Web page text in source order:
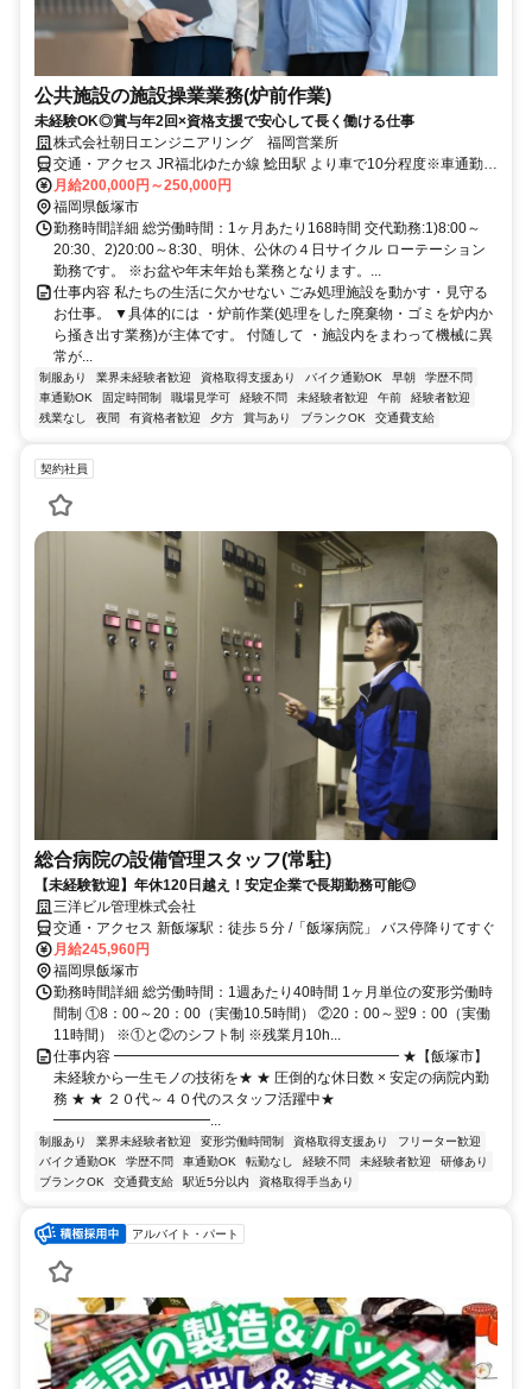
公共施設の施設操業業務(炉前作業)
未経験OK◎賞与年2回×資格支援で安心して長く働ける仕事
株式会社朝日エンジニアリング 福岡営業所
交通・アクセス JR福北ゆたか線 鯰田駅 より車で10分程度※車通勤
OK、無料駐車場有
月給200,000円～250,000円
福岡県飯塚市
勤務時間詳細 総労働時間：1ヶ月あたり168時間 交代勤務:1)8:00～
20:30、2)20:00～8:30、明休、公休の４日サイクル ローテーション
勤務です。 ※お盆や年末年始も業務となります。...
仕事内容 私たちの生活に欠かせない ごみ処理施設を動かす・見守る
お仕事。 ▼具体的には ・炉前作業(処理をした廃棄物・ゴミを炉内か
ら掻き出す業務)が主体です。 付随して ・施設内をまわって機械に異
常が...
制服あり 業界未経験者歓迎 資格取得支援あり バイク通勤OK 早朝
学歴不問
車通勤OK
固定時間制 職場見学可 経験不問 未経験者歓迎 午前
経験者歓迎
残業なし
夜間 有資格者歓迎 夕方 賞与あり ブランクOK 交通費支給
契約社員
総合病院の設備管理スタッフ(常駐)
【未経験歓迎】年休120日越え！安定企業で長期勤務可能◎
三洋ビル管理株式会社
交通・アクセス 新飯塚駅：徒歩５分 /「飯塚病院」 バス停降りてすぐ
月給245,960円
福岡県飯塚市
勤務時間詳細 総労働時間：1週あたり40時間 1ヶ月単位の変形労働時
間制 ①8：00～20：00（実働10.5時間） ②20：00～翌9：00（実働
11時間） ※①と②のシフト制 ※残業月10h...
仕事内容 ━━━━━━━━━━━━━━━━━━━━ ★【飯塚市】
未経験から一生モノの技術を★ ★ 圧倒的な休日数 × 安定の病院内勤
務 ★ ★ ２０代～４０代のスタッフ活躍中★
━━━━━━━━━━━...
制服あり 業界未経験者歓迎 変形労働時間制 資格取得支援あり
フリーター歓迎
バイク通勤OK
学歴不問 車通勤OK 転勤なし 経験不問 未経験者歓迎
研修あり
ブランクOK
交通費支給 駅近5分以内 資格取得手当あり
アルバイト・パート